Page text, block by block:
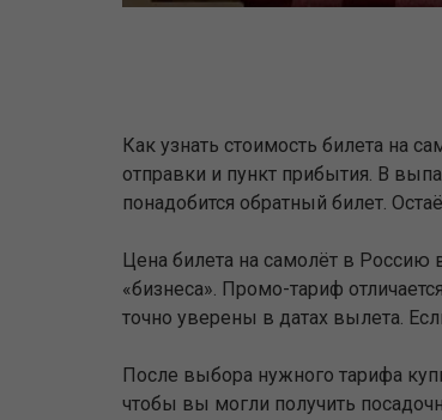
Как узнать стоимость билета на
отправки и пункт прибытия. В
понадобится обратный билет.
Цена билета на самолёт в Россию
«бизнеса». Промо-тариф
точно уверены в датах вылета.
После выбора нужного тарифа
чтобы вы могли получить